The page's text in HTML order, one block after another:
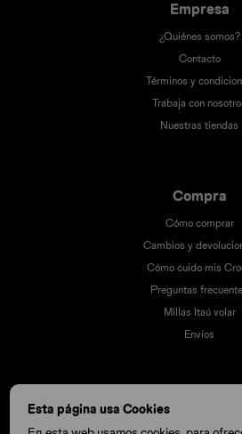
Esta página usa Cookies
Empresa
¿Quiénes somos?
Contacto
Términos y
Trabaja con
Nuestras tiendas
Compra
Cómo comprar
Cambios y
Cómo cuido mis
Preguntas
Millas Itaú volar
Envíos